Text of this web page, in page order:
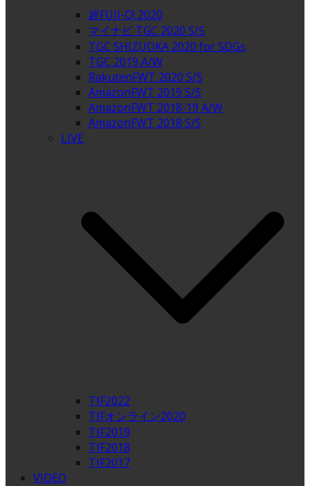
超FUJI-Q! 2020
マイナビ TGC 2020 S/S
TGC SHIZUOKA 2020 for SDGs
TGC 2019 A/W
RakutenFWT 2020 S/S
AmazonFWT 2019 S/S
AmazonFWT 2018-19 A/W
AmazonFWT 2018 S/S
LIVE
TIF2022
TIFオンライン2020
TIF2019
TIF2018
TIF2017
VIDEO